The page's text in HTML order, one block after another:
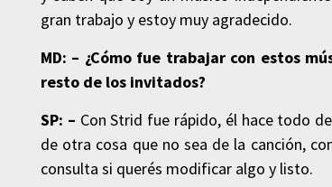
gran trabajo y estoy muy agradecido.
MD: – ¿Cómo fue trabajar con estos
resto de los invitados?
SP: – Con Strid fue rápido, él hace todo
de otra cosa que no sea de la canción,
consulta si querés modificar algo y listo.